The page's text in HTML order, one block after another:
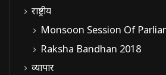
राष्ट्रीय
Monsoon Session Of
Raksha Bandhan 2018
व्यापार